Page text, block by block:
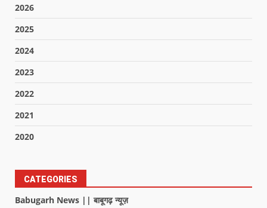
2026
2025
2024
2023
2022
2021
2020
CATEGORIES
Babugarh News || बाबूगढ़ न्यूज़